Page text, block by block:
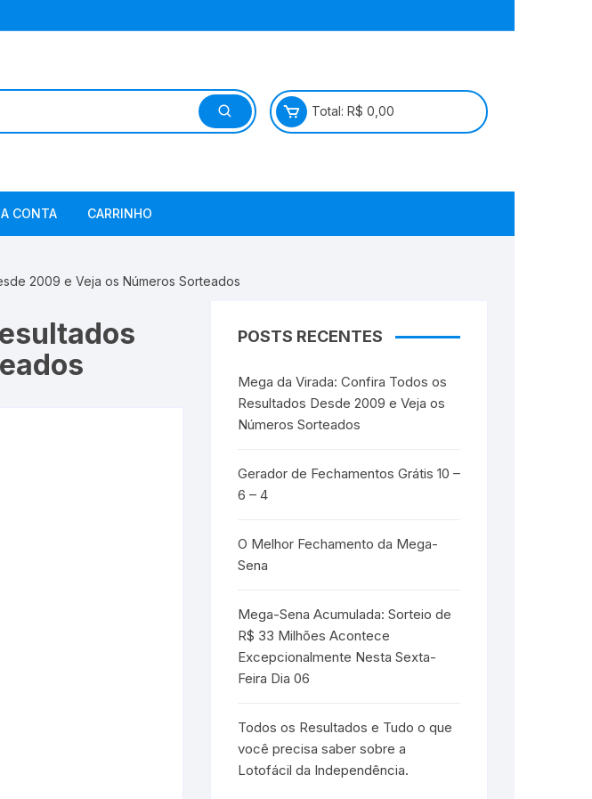
Total: R$ 0,00
CONTA CARRINHO
2009 e Veja os Números Sorteados
POSTS RECENTES
Mega da Virada: Confira Todos os
Resultados Desde 2009 e Veja os
Números Sorteados
Gerador de Fechamentos Grátis 10 –
6 – 4
O Melhor Fechamento da Mega-
Sena
Mega-Sena Acumulada: Sorteio de
R$ 33 Milhões Acontece
Excepcionalmente Nesta Sexta-
Feira Dia 06
Todos os Resultados e Tudo o que
você precisa saber sobre a
Lotofácil da Independência.